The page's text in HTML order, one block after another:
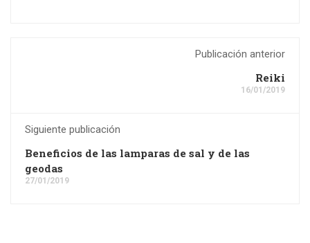
Publicación anterior
Reiki
16/01/2019
Siguiente publicación
Beneficios de las lamparas de sal y de las
geodas
27/01/2019